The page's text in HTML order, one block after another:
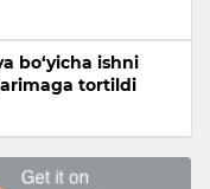
bo‘yicha ishni
tortildi